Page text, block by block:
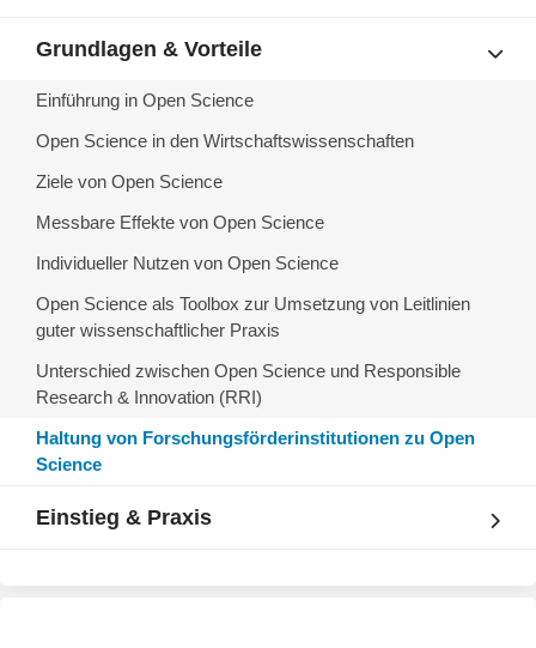
Grundlagen & Vorteile
Einführung in Open Science
Open Science in den Wirtschaftswissenschaften
Ziele von Open Science
Messbare Effekte von Open Science
Individueller Nutzen von Open Science
Open Science als Toolbox zur Umsetzung von Leitlinien
guter wissenschaftlicher Praxis
Unterschied zwischen Open Science und Responsible
Research & Innovation (RRI)
Haltung von Forschungsförderinstitutionen zu Open
Science
Einstieg & Praxis